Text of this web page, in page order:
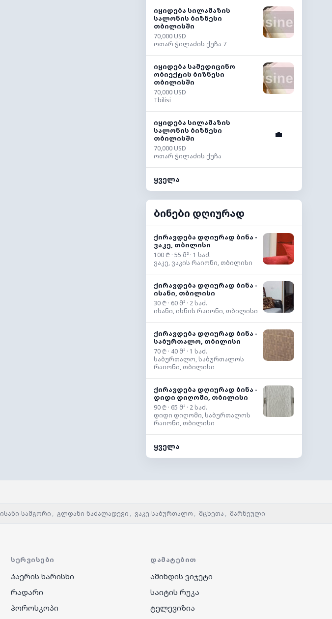
იყიდება სილამაზის
სალონის ბიზნესი
თბილისში
70,000 USD
ოთარ ჭილაძის ქუჩა 7
იყიდება სამედიცინო
ობიექტის ბიზნესი
თბილისში
70,000 USD
Tbilisi
იყიდება სილამაზის
სალონის ბიზნესი
თბილისში
70,000 USD
ოთარ ჭილაძის ქუჩა
💼
ყველა
ბინები დღიურად
ქირავდება დღიურად ბინა -
ვაკე, თბილისი
100 ₾ · 55 მ² · 1 საძ.
ვაკე, ვაკის რაიონი, თბილისი
ქირავდება დღიურად ბინა -
ისანი, თბილისი
30 ₾ · 60 მ² · 2 საძ.
ისანი, ისნის რაიონი, თბილისი
ქირავდება დღიურად ბინა -
საბურთალო, თბილისი
70 ₾ · 40 მ² · 1 საძ.
საბურთალო, საბურთალოს
რაიონი, თბილისი
ქირავდება დღიურად ბინა -
დიდი დიღომი, თბილისი
90 ₾ · 65 მ² · 2 საძ.
დიდი დიღომი, საბურთალოს
რაიონი, თბილისი
ყველა
ისანი-სამგორი , გლდანი-ნაძალადევი , ვაკე-საბურთალო , მცხეთა , მარნეული
ᲡᲔᲠᲕᲘᲡᲔᲑᲘ
ჰაერის ხარისხი
რადარი
ჰოროსკოპი
ᲓᲐᲛᲐᲢᲔᲑᲘᲗ
ამინდის ვიჯეტი
საიტის რუკა
ტელევიზია